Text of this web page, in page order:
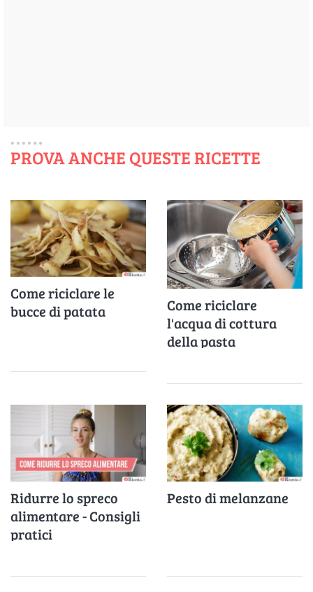
PROVA ANCHE QUESTE RICETTE
Come riciclare le
bucce di patata
Come riciclare
l'acqua di cottura
della pasta
Ridurre lo spreco
alimentare - Consigli
pratici
Pesto di melanzane